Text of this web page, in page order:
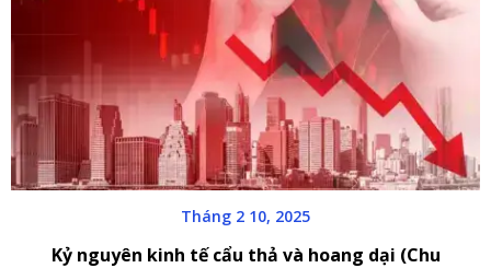
Tháng 2 10, 2025
Kỷ nguyên kinh tế cẩu thả và hoang dại (Chu